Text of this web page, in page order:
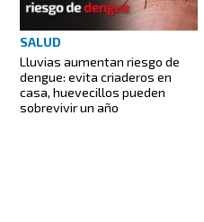
SALUD
Lluvias aumentan riesgo de
dengue: evita criaderos en
casa, huevecillos pueden
sobrevivir un año